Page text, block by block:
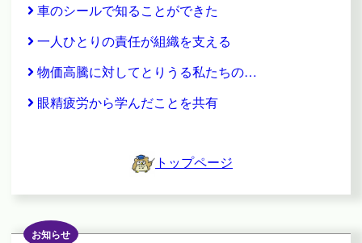
車のシールで知ることができた
一人ひとりの責任が組織を支える
物価高騰に対してとりうる私たちの…
眼精疲労から学んだことを共有
トップページ
お知らせ